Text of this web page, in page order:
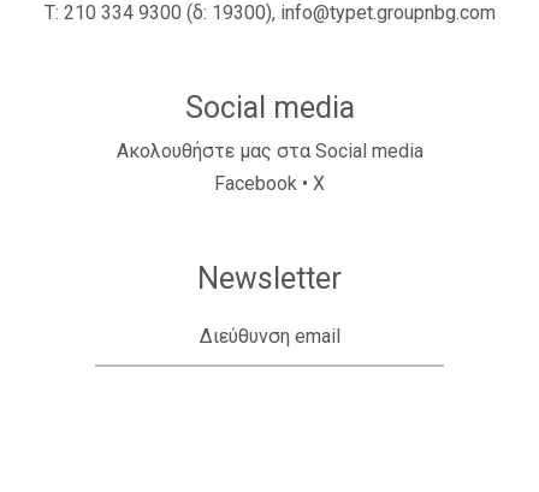
Τ: 210 334 9300 (δ: 19300), info@typet.groupnbg.com
Social media
Ακολουθήστε μας στα Social media
Facebook • X
Newsletter
Διεύθυνση email